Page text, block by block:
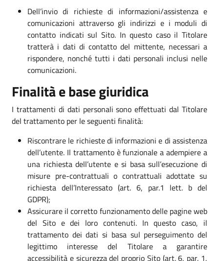
Dell’invio di richieste di informazioni/assistenza e
comunicazioni attraverso gli indirizzi e i moduli di
contatto indicati sul Sito. In questo caso il Titolare
tratterà i dati di contatto del mittente, necessari a
rispondere, nonché tutti i dati personali inclusi nelle
comunicazioni.
Finalità e base giuridica
I trattamenti di dati personali sono effettuati dal Titolare
del trattamento per le seguenti finalità:
Riscontrare le richieste di informazioni e di assistenza
dell’utente. Il trattamento è funzionale a adempiere a
una richiesta dell’utente e si basa sull’esecuzione di
misure pre-contrattuali o contrattuali adottate su
richiesta dell’Interessato (art. 6, par.1 lett. b del
GDPR);
Assicurare il corretto funzionamento delle pagine web
del Sito e dei loro contenuti. In questo caso, il
trattamento dei dati si basa sul perseguimento del
legittimo interesse del Titolare a garantire
accessibilità e sicurezza del proprio Sito (art. 6, par. 1,